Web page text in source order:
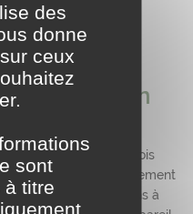
énergie en
est très limité et parfois
précieuse et prioritairement
lieu. Nous vous invitons à
des
donne
ceux
sont
à titre